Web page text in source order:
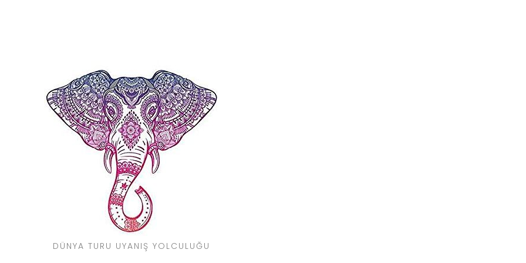
DÜNYA TURU UYANIŞ YOLCULUĞU